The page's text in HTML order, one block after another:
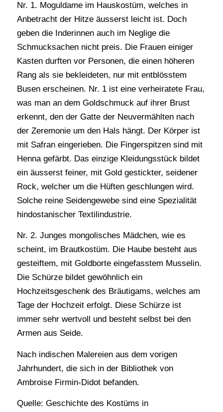
Nr. 1. Moguldame im Hauskostüm, welches in
Anbetracht der Hitze äusserst leicht ist. Doch
geben die Inderinnen auch im Neglige die
Schmucksachen nicht preis. Die Frauen einiger
Kasten durften vor Personen, die einen höheren
Rang als sie bekleideten, nur mit entblösstem
Busen erscheinen. Nr. 1 ist eine verheiratete Frau,
was man an dem Goldschmuck auf ihrer Brust
erkennt, den der Gatte der Neuvermählten nach
der Zeremonie um den Hals hängt. Der Körper ist
mit Safran eingerieben. Die Fingerspitzen sind mit
Henna gefärbt. Das einzige Kleidungsstück bildet
ein äusserst feiner, mit Gold gestickter, seidener
Rock, welcher um die Hüften geschlungen wird.
Solche reine Seidengewebe sind eine Spezialität
hindostanischer Textilindustrie.
Nr. 2. Junges mongolisches Mädchen, wie es
scheint, im Brautkostüm. Die Haube besteht aus
gesteiftem, mit Goldborte eingefasstem Musselin.
Die Schürze bildet gewöhnlich ein
Hochzeitsgeschenk des Bräutigams, welches am
Tage der Hochzeit erfolgt. Diese Schürze ist
immer sehr wertvoll und besteht selbst bei den
Armen aus Seide.
Nach indischen Malereien aus dem vorigen
Jahrhundert, die sich in der Bibliothek von
Ambroise Firmin-Didot befanden.
Quelle: Geschichte des Kostüms in